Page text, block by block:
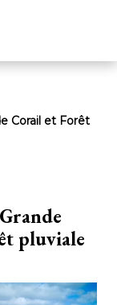
Corail et Forêt
pluviale